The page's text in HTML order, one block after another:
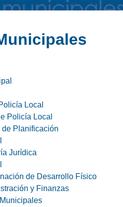
Local
Policía Local
Planificación
Jurídica
de Desarrollo Físico
y Finanzas